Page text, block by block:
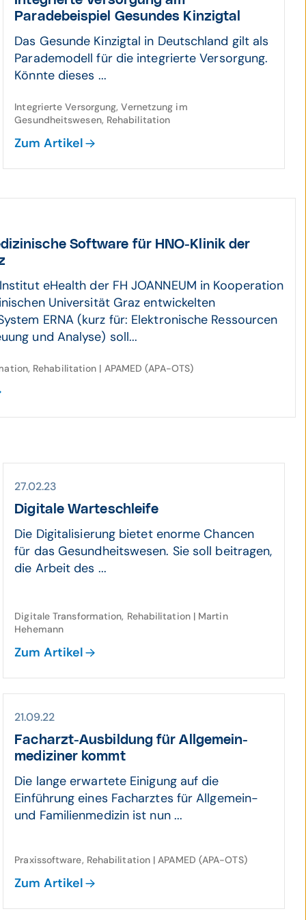
Paradebeispiel Gesundes Kinzigtal
Das Gesunde Kinzigtal in Deutschland gilt als
Parademodell für die integrierte Versorgung.
Könnte dieses ...
Integrierte Versorgung, Vernetzung im
Gesundheitswesen, Rehabilitation
Zum Artikel
Soft­ware für HNO-Klinik der
eHealth der FH JOANNEUM in Kooperation
Universität Graz entwickelten
ERNA (kurz für: Elektronische Ressourcen
und Analyse) soll...
Rehabilitation | APAMED (APA-OTS)
27.02.23
Digitale Warteschleife
Die Digitalisierung bietet enorme Chancen
für das Gesundheitswesen. Sie soll beitragen,
die Arbeit des ...
Digitale Transformation, Rehabilitation | Martin
Hehemann
Zum Artikel
21.09.22
Facharzt-Aus­bildung für Allge­mein­
mediziner kommt
Die lange erwartete Einigung auf die
Einführung eines Facharztes für Allgemein-
und Familienmedizin ist nun ...
Praxissoftware, Rehabilitation | APAMED (APA-OTS)
Zum Artikel